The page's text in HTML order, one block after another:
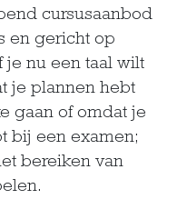
cursusaanbod
en gericht op
nu een taal wilt
je plannen hebt
gaan of omdat je
bij een examen;
bereiken van